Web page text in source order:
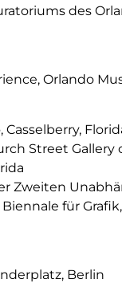
des
Orlando
Street Gallery
Zweiten
für
Berlin